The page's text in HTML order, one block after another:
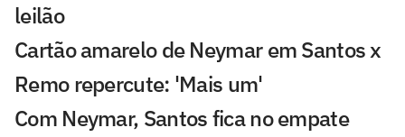
leilão
Cartão amarelo de Neymar em Santos x
Remo repercute: 'Mais um'
Com Neymar, Santos fica no empate